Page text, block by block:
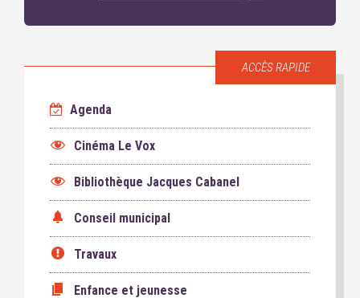
ACCÈS RAPIDE
Agenda
Cinéma Le Vox
Bibliothèque Jacques Cabanel
Conseil municipal
Travaux
Enfance et jeunesse